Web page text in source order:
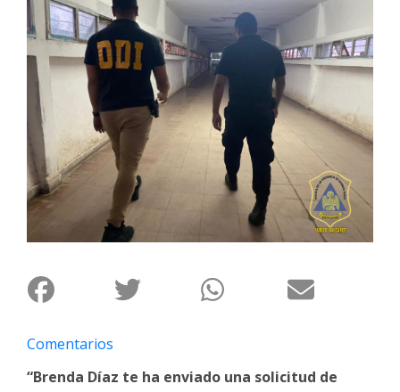
Arte
y
Espectáculos
Policiales
Cartelera
Fotos
de
Familia
Clasificados
Comentarios
“Brenda Díaz te ha enviado una solicitud de